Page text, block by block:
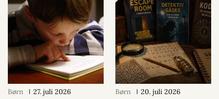
Børn 27. juli 2026 Børn 20. juli 2026